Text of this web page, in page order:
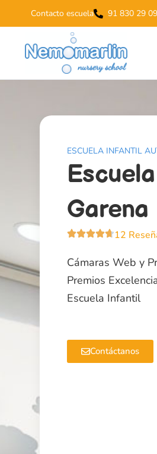
Contacto escuela 91 830 29 09
ESCUELA INFANTIL
Garena
12
Cámaras Web y
Premios
Escuela Infantil
Contáctanos